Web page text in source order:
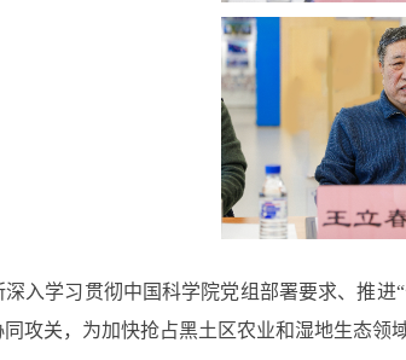
入学习贯彻中国科学院党组部署要求、推
攻关，为加快抢占黑土区农业和湿地生态领